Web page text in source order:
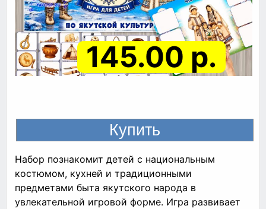
145.00 р.
Набор познакомит детей с национальным
костюмом, кухней и традиционными
предметами быта якутского народа в
увлекательной игровой форме. Игра развивает